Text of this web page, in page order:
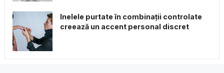
Inelele purtate în combinații controlate
creează un accent personal discret